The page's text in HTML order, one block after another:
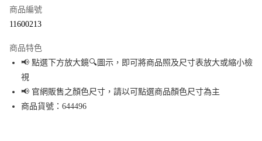
Apple Pay
街口支付
悠遊付
商品編號
11600213
商品特色
📢 點選下方放大鏡🔍圖示，即可將商品照及尺寸表放大或縮小檢
視
📢 官網販售之顏色尺寸，請以可點選商品顏色尺寸為主
商品貨號：644496